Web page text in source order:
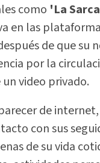
como 'La
en las
de que su
por la
video privado.
de
con sus
de su vida